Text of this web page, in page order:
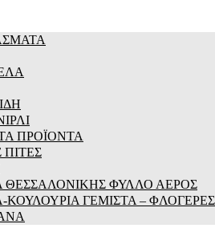
ΠΡΟΪΟΝΤΑ
ΠΙΤΕΣ
ΘΕΣΣΑΛΟΝΙΚΗΣ ΦΥΛΛΟ ΑΕΡΟΣ
ΚΟΥΛΟΥΡΙΑ ΓΕΜΙΣΤΑ – ΦΛΟΓΕΡΕΣ